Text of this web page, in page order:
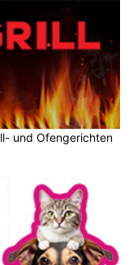
und Ofengerichten